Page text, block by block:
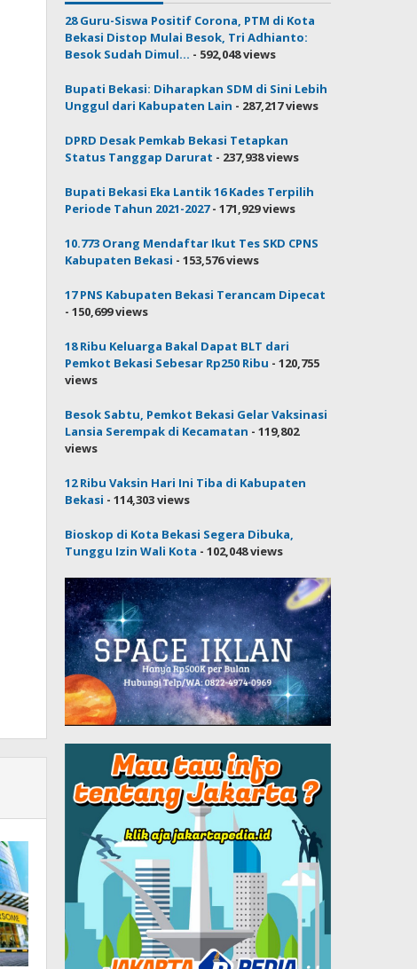
28 Guru-Siswa Positif Corona, PTM di Kota
Bekasi Distop Mulai Besok, Tri Adhianto:
Besok Sudah Dimul... - 592,048 views
Bupati Bekasi: Diharapkan SDM di Sini Lebih
Unggul dari Kabupaten Lain - 287,217 views
DPRD Desak Pemkab Bekasi Tetapkan
Status Tanggap Darurat - 237,938 views
Bupati Bekasi Eka Lantik 16 Kades Terpilih
Periode Tahun 2021-2027- 171,929 views
10.773 Orang Mendaftar Ikut Tes SKD CPNS
Kabupaten Bekasi - 153,576 views
17 PNS Kabupaten Bekasi Terancam Dipecat
- 150,699 views
18 Ribu Keluarga Bakal Dapat BLT dari
Pemkot Bekasi Sebesar Rp250 Ribu - 120,755
views
Besok Sabtu, Pemkot Bekasi Gelar Vaksinasi
Lansia Serempak di Kecamatan - 119,802
views
12 Ribu Vaksin Hari Ini Tiba di Kabupaten
Bekasi - 114,303 views
Bioskop di Kota Bekasi Segera Dibuka,
Tunggu Izin Wali Kota - 102,048 views